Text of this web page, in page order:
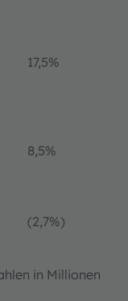
17,5%
8,5%
(2,7%)
in Millionen